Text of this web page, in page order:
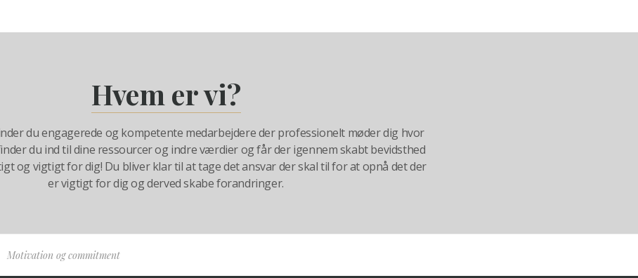
Hvem er vi?
du engagerede og kompetente medarbejdere der professionelt møder dig hvor
du ind til dine ressourcer og indre værdier og får der igennem skabt bevidsthed
og vigtigt for dig! Du bliver klar til at tage det ansvar der skal til for at opnå det der
er vigtigt for dig og derved skabe forandringer.
Motivation og commitment